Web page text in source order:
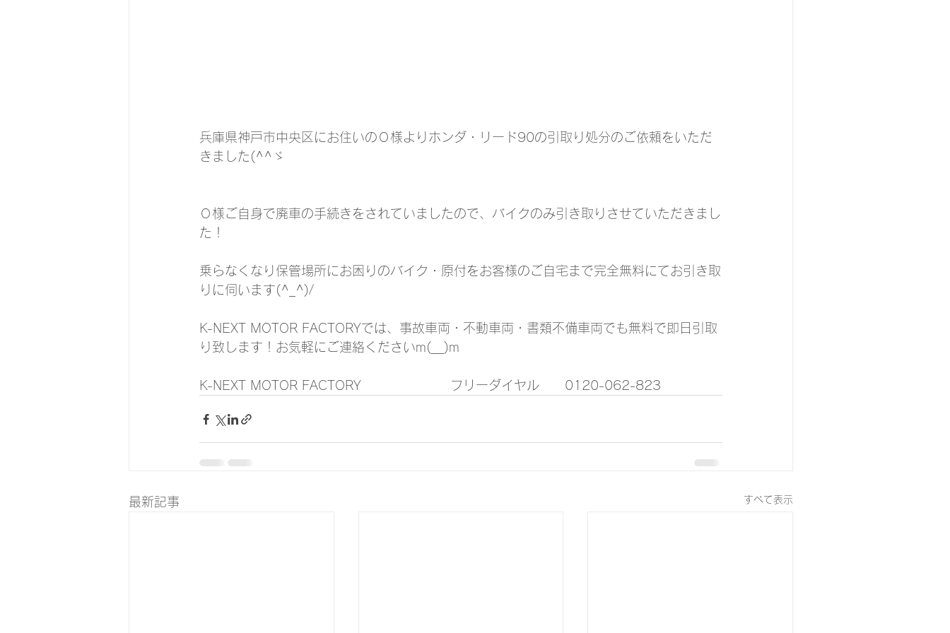
兵庫県神戸市中央区にお住いのＯ様よりホンダ・リード90の引取り処分のご依頼をいただ
きました(^^ゞ
Ｏ様ご自身で廃車の手続きをされていましたので、バイクのみ引き取りさせていただきまし
た！
乗らなくなり保管場所にお困りのバイク・原付をお客様のご自宅まで完全無料にてお引き取
りに伺います(^_^)/
K-NEXT MOTOR FACTORYでは、事故車両・不動車両・書類不備車両でも無料で即日引取
り致します！お気軽にご連絡くださいm(__)m
K-NEXT MOTOR FACTORY　　　　　　　フリーダイヤル　　0120-062-823
最新記事 すべて表示